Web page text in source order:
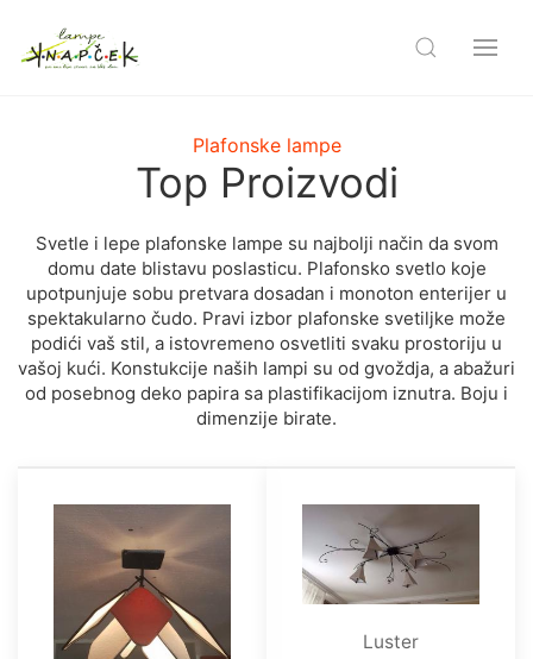
Plafonske lampe
Top Proizvodi
Svetle i lере plafonske lаmре su najbolji način da svom
domu date blistavu poslasticu. Plafonsko svetlo koje
upotpunjuje sobu pretvara dosadan i monoton enterijer u
spektakularno čudo. Pravi izbor plafonske svetiljke može
podići vaš stil, a istovremeno osvetliti svaku prostoriju u
vašoj kući. Konstukcije naših lampi su od gvoždja, a abažuri
od posebnog deko papira sa plastifikacijom iznutra. Boju i
dimenzije birate.
Luster